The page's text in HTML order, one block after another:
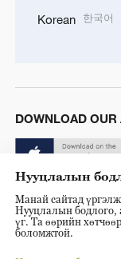
Korean 한국어
DOWNLOAD OUR
© China Radio
Shijingshan Road,
Нууцлалын
Манай сайтад
Нууцлалын бодлого,
үг. Та өөрийн
боломжтой.